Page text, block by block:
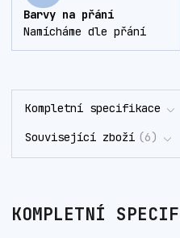
Barvy na přání
Namícháme dle přání
Kompletní specifikace
Související zboží 6
KOMPLETNÍ